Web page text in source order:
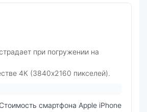
при погружении на
4К (3840x2160 пикселей).